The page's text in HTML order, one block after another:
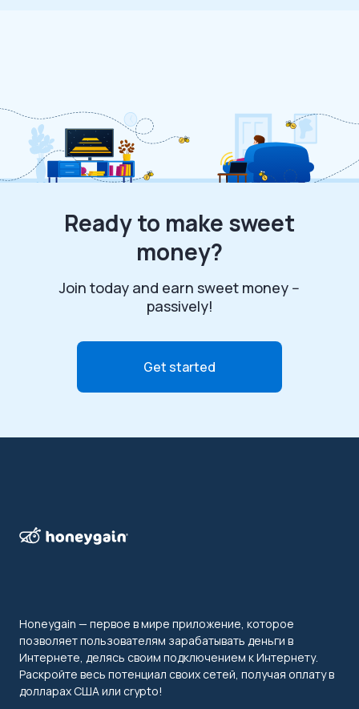
Ready to make sweet
money?
Join today and earn sweet money --
passively!
Get started
Honeygain — первое в мире приложение, которое
позволяет пользователям зарабатывать деньги в
Интернете, делясь своим подключением к Интернету.
Раскройте весь потенциал своих сетей, получая оплату в
долларах США или crypto!